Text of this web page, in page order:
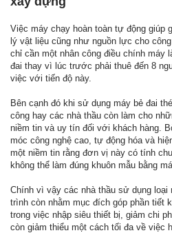
Việc máy chạy hoàn toàn tự động giúp
lý vật liệu cũng như nguồn lực cho
chỉ cần một nhân công điều chính máy
đai thay vì lúc trước phải thuê đến 8
việc với tiến độ này.
Bên cạnh đó khi sử dụng máy bẻ đai
công hay các nhà thầu còn làm cho
niềm tin và uy tín đối với khách hàng.
móc công nghệ cao, tự động hóa và
một niềm tin rằng đơn vị này có tính
không thể làm đúng khuôn mẫu bằng
Chính vì vậy các nhà thầu sử dụng
trình còn nhằm mục đích góp phần tiết
trong việc nhập siêu thiết bị, giảm chi
còn giảm thiểu một cách tối đa về việc